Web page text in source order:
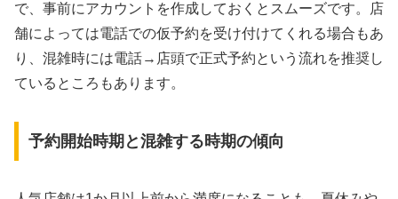
で、事前にアカウントを作成しておくとスムーズです。店
舗によっては電話での仮予約を受け付けてくれる場合もあ
り、混雑時には電話→店頭で正式予約という流れを推奨し
ているところもあります。
予約開始時期と混雑する時期の傾向